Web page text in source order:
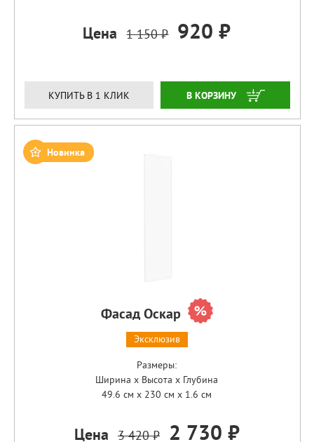
Цена 1 150 ₽ 920 ₽
КУПИТЬ В 1 КЛИК ЗАКАЗАТЬ
Новинка
Фасад Оскар
Эксклюзив
Размеры:
Ширина x Высота x Глубина
49.6 см x 230 см x 1.6 см
Цена 3 420 ₽ 2 730 ₽